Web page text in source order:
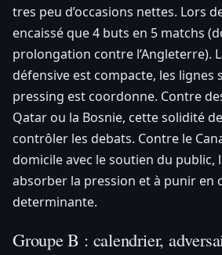
tres peu d’occasions nettes. Lors
encaissé que 4 buts en 5 matchs
prolongation contre l’Angleterre).
défensive est compacte, les lignes
pressing est coordonne. Contre
Qatar ou la Bosnie, cette solidité
contrôler les debats. Contre le
domicile avec le soutien du public,
absorber la pression et à punir en
determinante.
Groupe B : calendrier,